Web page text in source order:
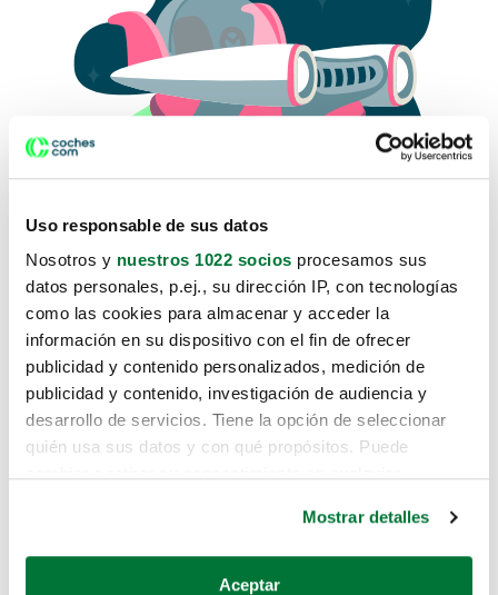
Uso responsable de sus datos
Nosotros y nuestros 1022 socios procesamos sus
datos personales, p.ej., su dirección IP, con tecnologías
como las cookies para almacenar y acceder la
información en su dispositivo con el fin de ofrecer
publicidad y contenido personalizados, medición de
publicidad y contenido, investigación de audiencia y
desarrollo de servicios. Tiene la opción de seleccionar
quién usa sus datos y con qué propósitos. Puede
Si lo permite, también quisiéramos:
Mostrar detalles
Aceptar
Lo sentimos, no sabemos como
te hemos traido hasta aquí.
Pero puedes encontrar el coche que estás
buscando en alguno de estos enlaces:
Coches de segunda mano